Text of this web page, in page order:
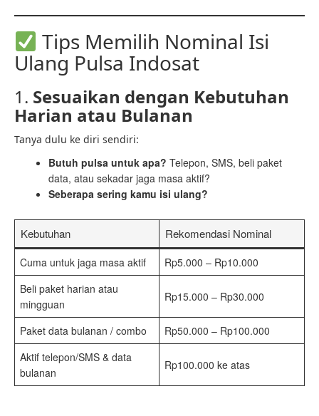
Tips Memilih Nominal Isi
Ulang Pulsa Indosat
1. Sesuaikan dengan Kebutuhan
Harian atau Bulanan
Tanya dulu ke diri sendiri:
Butuh pulsa untuk apa? Telepon, SMS, beli paket
data, atau sekadar jaga masa aktif?
Seberapa sering kamu isi ulang?
Kebutuhan Rekomendasi Nominal
Cuma untuk jaga masa aktif
Rp5.000 – Rp10.000
Beli paket harian atau
mingguan
Rp15.000 – Rp30.000
Paket data bulanan / combo
Rp50.000 – Rp100.000
Aktif telepon/SMS & data
bulanan
Rp100.000 ke atas